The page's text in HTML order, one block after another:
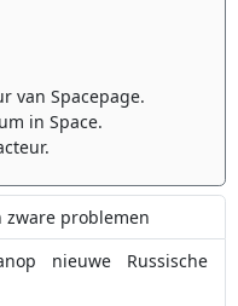
van Spacepage.
in Space.
zware problemen
nieuwe Russische